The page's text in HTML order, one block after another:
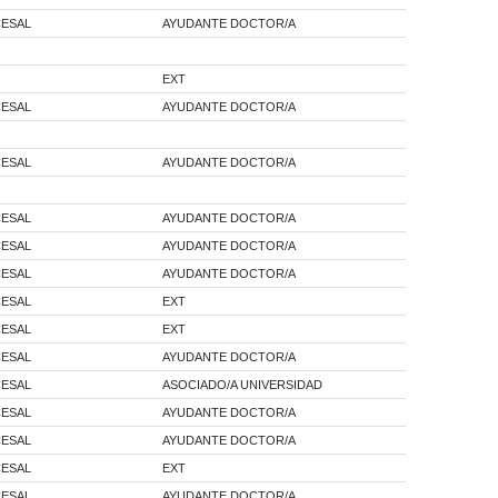
AYUDANTE DOCTOR/A
EXT
AYUDANTE DOCTOR/A
AYUDANTE DOCTOR/A
AYUDANTE DOCTOR/A
AYUDANTE DOCTOR/A
AYUDANTE DOCTOR/A
EXT
EXT
AYUDANTE DOCTOR/A
ASOCIADO/A UNIVERSIDAD
AYUDANTE DOCTOR/A
AYUDANTE DOCTOR/A
EXT